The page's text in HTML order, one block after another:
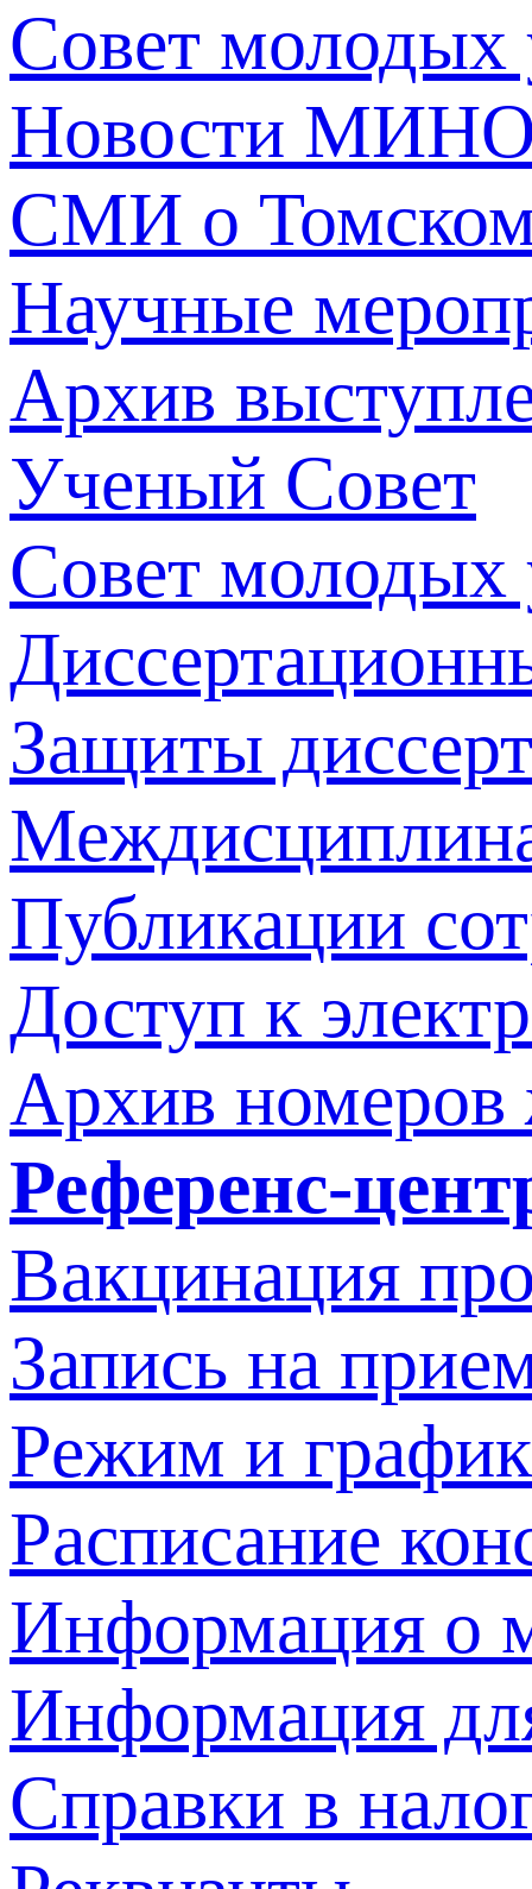
Совет молодых
Новости
СМИ о
Научные
Архив
Ученый Совет
Совет молодых
Защиты
Публикации
Доступ к
Архив номеров
Референс-
Вакцинация
Запись на
Режим и
Расписание
Информация о
Информация
Справки в